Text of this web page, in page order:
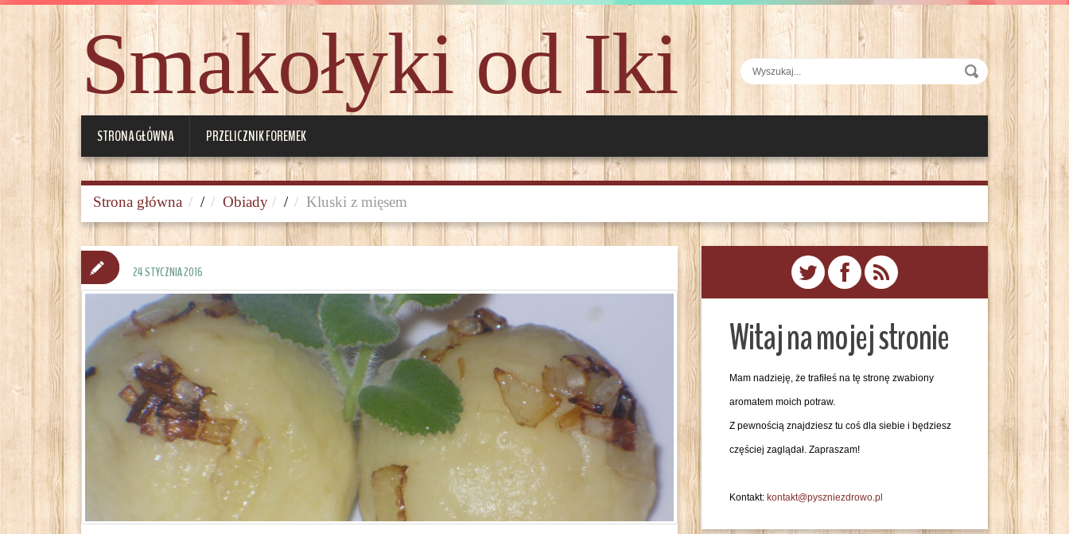
Smakołyki od Iki
STRONA GŁÓWNA PRZELICZNIK FOREMEK
Strona główna / Obiady / Kluski z mięsem
24 STYCZNIA 2016
Witaj na mojej stronie
Mam nadzieję, że trafiłeś na tę stronę zwabiony
aromatem moich potraw.
Z pewnością znajdziesz tu coś dla siebie i będziesz
częściej zaglądał. Zapraszam!
Kontakt: kontakt@pyszniezdrowo.pl